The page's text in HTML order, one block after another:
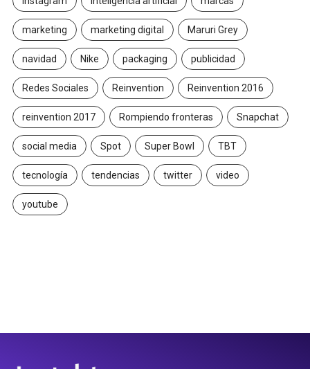
marketing marketing digital Maruri Grey
navidad Nike packaging publicidad
Redes Sociales Reinvention Reinvention 2016
reinvention 2017 Rompiendo fronteras Snapchat
social media Spot Super Bowl TBT
tecnología tendencias twitter video
youtube